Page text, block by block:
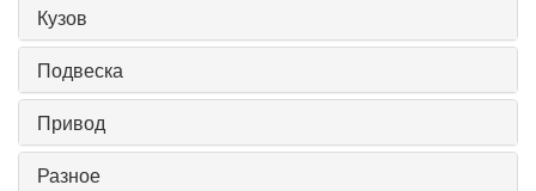
Кузов
Подвеска
Привод
Разное